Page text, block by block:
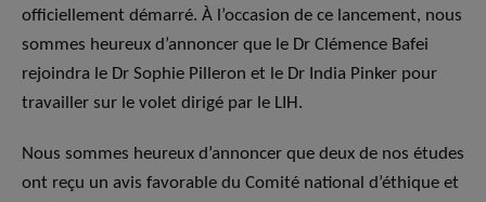
officiellement démarré. À l’occasion de ce lancement, nous
sommes heureux d’annoncer que le Dr Clémence Bafei
rejoindra le Dr Sophie Pilleron et le Dr India Pinker pour
travailler sur le volet dirigé par le LIH.
Nous sommes heureux d’annoncer que deux de nos études
ont reçu un avis favorable du Comité national d’éthique et